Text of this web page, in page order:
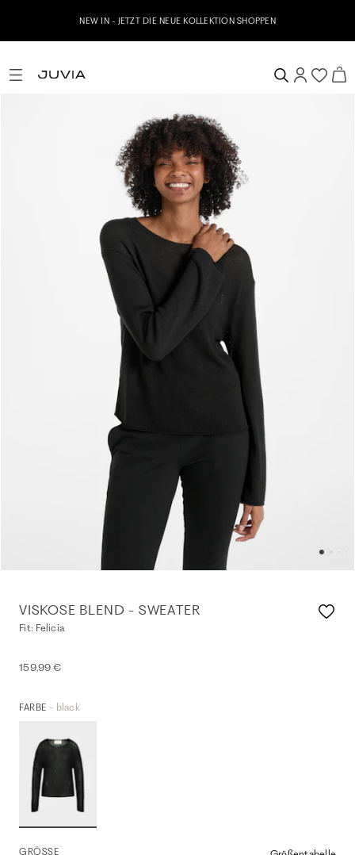
NEW IN - JETZT DIE NEUE KOLLEKTION SHOPPEN
VISKOSE BLEND - SWEATER
Fit: Felicia
159,99 €
FARBE - black
GRÖSSE